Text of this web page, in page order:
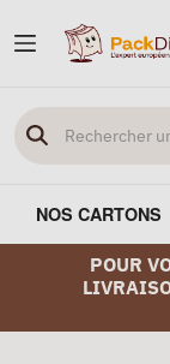
NOS CARTONS
POUR